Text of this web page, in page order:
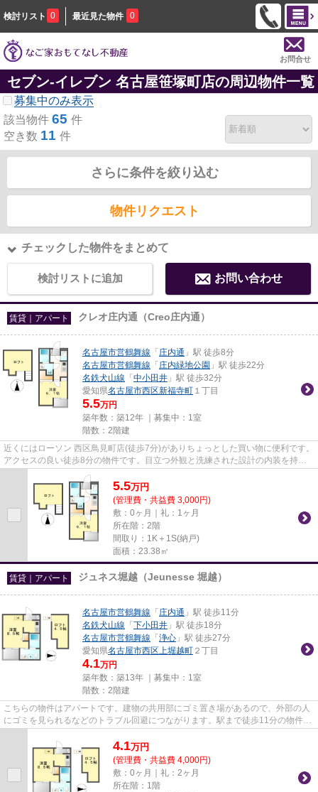
検討リスト 0 最近見た物件 0
お問合せ
セブン‐イレブン 名古屋笹塚町店の周辺物件一覧
募集中のみ表示
該当物件 65 件
空き数 11 件
さらに条件を絞り込む
物件リクエスト
チェックした物件をまとめて
検討リストに追加 お問い合わせ
賃貸｜アパート クレオ庄内通（Creo庄内通）
名古屋市営鶴舞線 「 庄内通 」駅 徒歩8分
名古屋市営鶴舞線 「 庄内緑地公園 」駅 徒歩22分
名鉄犬山線 「 中小田井 」駅 徒歩32分
愛知県名古屋市西区新福寺町 １丁目
5.5万円
築年数：築12年 ｜募集中： 1室
階数：2階建
近くにはローソン 西区鳥見町店(徒歩7分)がありちょっとした買い物に便利です。
アクセスの良い徒歩8分の物件です。目立つ外観と洗練された設計の内装を持つ
デザイナーズ。こだわりポイ...
5.5万円
(管理費・共益費 3,000円)
敷：0ヶ月｜礼：1ヶ月
所在階：2階
間取り：1K＋1S(納戸)
面積：23.38㎡
賃貸｜アパート ジュネス堀越（Jeunesse 堀越）
名古屋市営鶴舞線 「 庄内通 」駅 徒歩11分
名鉄犬山線 「 下小田井 」駅 徒歩18分
名古屋市営鶴舞線 「 浄心 」駅 徒歩27分
愛知県名古屋市西区上堀越町 ２丁目
4.1万円
築年数：築13年 ｜募集中： 1室
階数：2階建
こちらの物件はアパートです。建物の共用部にゴミ置き場があるので、外部の人
にゴミを見られるなどのトラブル回避につながります。駅まで徒歩11分の物件で
4.1万円
(管理費・共益費 4,000円)
敷：0ヶ月｜礼：2ヶ月
所在階：1階